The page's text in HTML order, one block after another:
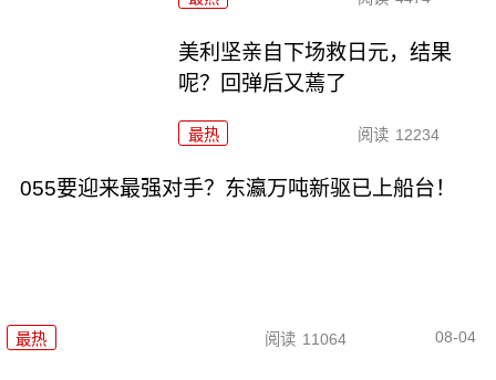
美利坚亲自下场救日元，结果
呢？回弹后又蔫了
最热 阅读 12234
055要迎来最强对手？东瀛万吨新驱已上船台！
最热 阅读 11064 08-04